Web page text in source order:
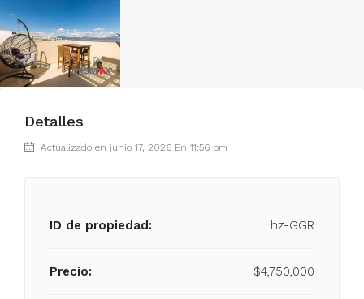
Detalles
Actualizado en junio 17, 2026 En 11:56 pm
ID de propiedad: hz-GGR
Precio: $4,750,000